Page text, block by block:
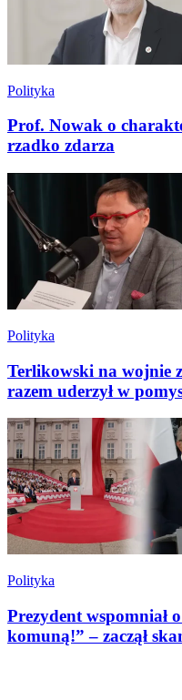
Polityka
Prof. Nowak o
rzadko zdarza
Polityka
Terlikowski na wojnie
razem uderzył w
Polityka
Prezydent wspomniał
komuną!” – zaczął